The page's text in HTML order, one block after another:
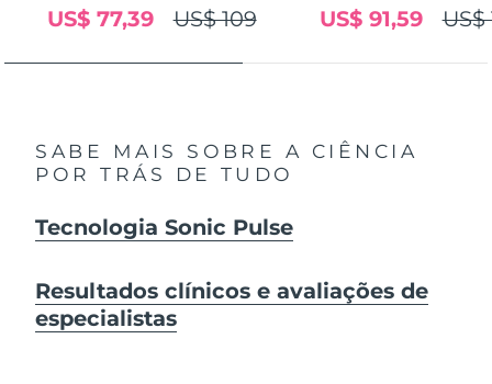
US$ 109
US$ 77,39 US$
US$ 91,59
SABE MAIS SOBRE A CIÊNCIA
POR TRÁS DE TUDO
Tecnologia Sonic Pulse
Resultados clínicos e avaliações de
especialistas